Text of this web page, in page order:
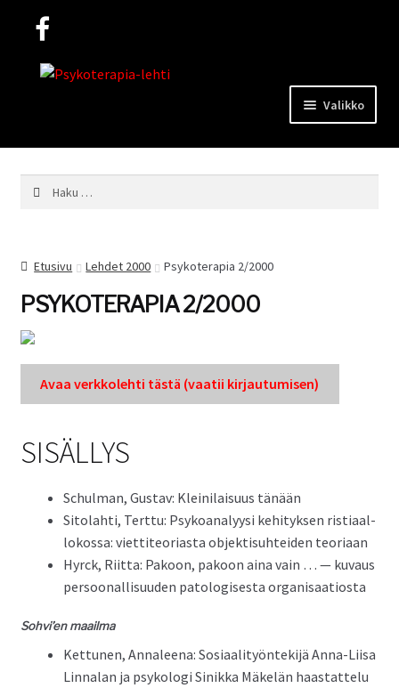
Siirry
Siirry
Valikko
Sisällysluettelot
Etusivu Lehdet 2000 Psykoterapia 2/2000
PSYKOTERAPIA 2/2000
Avaa verkkole­hti tästä (vaatii kir­jau­tu­misen)
SISÄLLYS
Schul­man, Gus­tav: Kleini­laisu­us tänään
Sito­lahti, Tert­tu: Psyko­ana­lyysi kehi­tyk­sen ris­ti­aal­
lokos­sa: viet­ti­teo­ri­as­ta objek­tisuhtei­den teoriaan
Hyr­ck, Riit­ta: Pakoon, pakoon aina vain … — kuvaus
per­soon­al­lisu­u­den patol­o­gis­es­ta organisaatiosta
Sohvi’en maail­ma
Ket­tunen, Annaleena: Sosi­aal­i­työn­tek­i­jä Anna-Liisa
Lin­nalan ja psykolo­gi Sinikka Mäkelän haastattelu